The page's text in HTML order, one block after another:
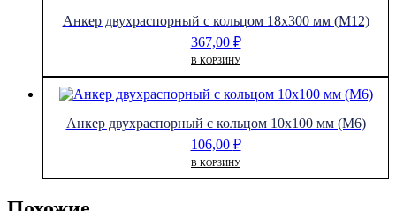
Анкер двухраспорный с кольцом 18х300 мм (М12)
367,00 ₽
В КОРЗИНУ
Анкер двухраспорный с кольцом 10х100 мм (М6)
106,00 ₽
В КОРЗИНУ